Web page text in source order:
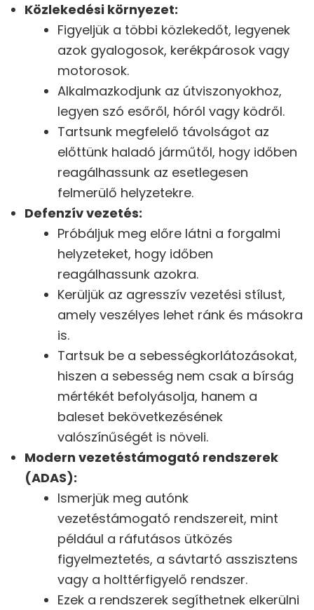
Közlekedési környezet:
Figyeljük a többi közlekedőt, legyenek
azok gyalogosok, kerékpárosok vagy
motorosok.
Alkalmazkodjunk az útviszonyokhoz,
legyen szó esőről, hóról vagy ködről.
Tartsunk megfelelő távolságot az
előttünk haladó járműtől, hogy időben
reagálhassunk az esetlegesen
felmerülő helyzetekre.
Defenzív vezetés:
Próbáljuk meg előre látni a forgalmi
helyzeteket, hogy időben
reagálhassunk azokra.
Kerüljük az agresszív vezetési stílust,
amely veszélyes lehet ránk és másokra
is.
Tartsuk be a sebességkorlátozásokat,
hiszen a sebesség nem csak a bírság
mértékét befolyásolja, hanem a
baleset bekövetkezésének
valószínűségét is növeli.
Modern vezetéstámogató rendszerek
(ADAS):
Ismerjük meg autónk
vezetéstámogató rendszereit, mint
például a ráfutásos ütközés
figyelmeztetés, a sávtartó asszisztens
vagy a holttérfigyelő rendszer.
Ezek a rendszerek segíthetnek elkerülni